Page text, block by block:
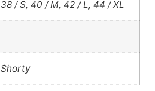
38 / S, 40 / M, 42 / L, 44 / XL
Shorty